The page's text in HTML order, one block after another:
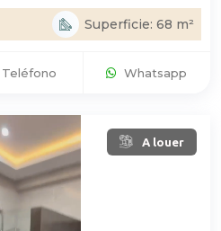
Superficie: 68 m²
Teléfono Whatsapp
A louer